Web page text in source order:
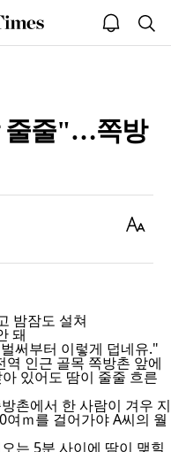
open
notice
줄줄"…쪽방
Text
밤잠도 설쳐
돼
써부터 이렇게 덥네유."
인근 골목 쪽방촌 앞에
있어도 땀이 줄줄 흐른
촌에서 한 사람이 겨우 지
ｍ를 걸어가야 A씨의 월
는 5분 사이에 땀이 맺힐